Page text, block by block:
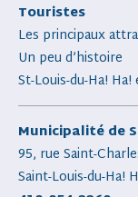
Touristes
Les principaux
Un peu d’histoire
St-Louis-du-Ha! Ha!
Municipalité de
95, rue Saint-
Saint-Louis-du-Ha!